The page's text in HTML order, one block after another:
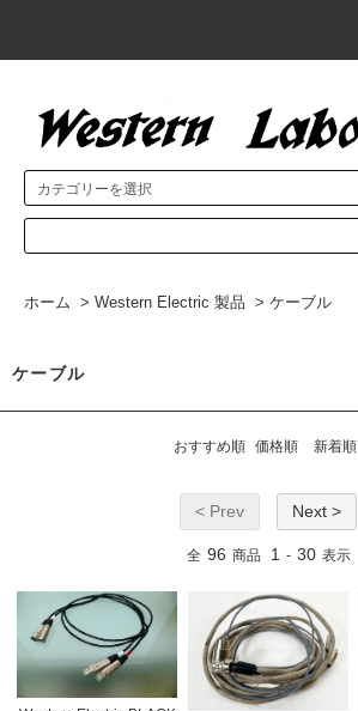
ホーム > Western Electric 製品 > ケーブル
ケーブル
おすすめ順 価格順 新着順
< Prev Next >
全 96 商品 1 - 30 表示